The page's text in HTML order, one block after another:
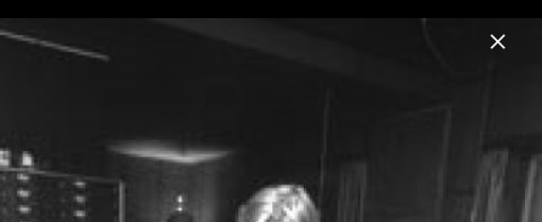
Menu
James Last
Home News Musik Videos Biografie